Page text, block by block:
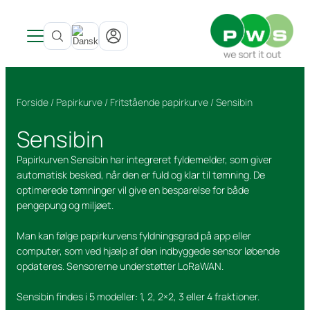
Se alle produkter →
Affaldsbeholdere
Nedgravede
Beholderskjul
Papirkurve
Overjordiske
Vask & service
Inspiration & Referencer
Bioaffald Bio Select
Duo Select
Quattro Select
Underjordisk affaldssystem
Beholderskjul
Overjordiske beholder
Offentlige steder
Arkitekter
Om PWS
PWS støtter Team Rynkeby
Uopfordret ansøgning
Udvikling
Certificeringer, kvalitet og ergonomi
Service
Beholderservice
Cirkulær økonomi
Service og reparation
Vask af affaldsbeholdere
Bæredygtighed
Cirkulær økonomi
Fra affald til ressourcer
Genbrug skraldespanden
Pure Colour
Bæredygtighedsrapport
Kontakt
Forside / Papirkurve / Fritstående papirkurve / Sensibin
Sensibin
Papirkurven Sensibin har integreret fyldemelder, som giver
automatisk besked, når den er fuld og klar til tømning. De
optimerede tømninger vil give en besparelse for både
pengepung og miljøet.
Man kan følge papirkurvens fyldningsgrad på app eller
computer, som ved hjælp af den indbyggede sensor løbende
opdateres. Sensorerne understøtter LoRaWAN.
Sensibin findes i 5 modeller: 1, 2, 2×2, 3 eller 4 fraktioner.